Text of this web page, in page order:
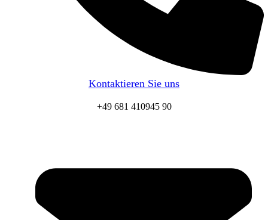
Kontaktieren Sie uns
+49 681 410945 90